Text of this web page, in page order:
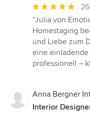
Bewertung:
5
von
5
Sternen
“Julia von
Homestaging
und Liebe zum
eine
professionell –
Anna Bergner
Interior